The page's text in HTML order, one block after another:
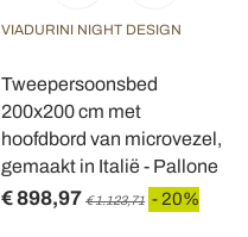
VIADURINI NIGHT DESIGN
Tweepersoonsbed
200x200 cm met
hoofdbord van microvezel,
gemaakt in Italië - Pallone
€ 898,97 € 1.123,71 - 20%